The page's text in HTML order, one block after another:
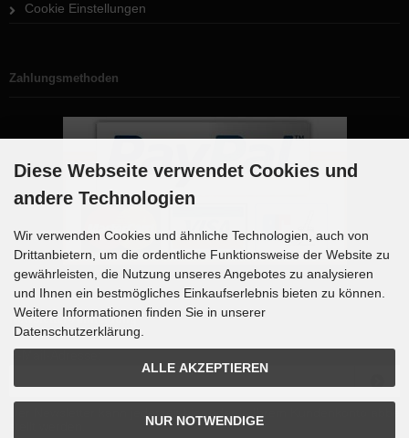
Cookie Einstellungen
Zahlungsmethoden
Newsletter-Anmeldung
E-Mail-Adresse:
Diese Webseite verwendet Cookies und
andere Technologien
Wir verwenden Cookies und ähnliche Technologien, auch von
Drittanbietern, um die ordentliche Funktionsweise der Website zu
gewährleisten, die Nutzung unseres Angebotes zu analysieren
und Ihnen ein bestmögliches Einkaufserlebnis bieten zu können.
Weitere Informationen finden Sie in unserer
Datenschutzerklärung.
ALLE AKZEPTIEREN
NUR NOTWENDIGE